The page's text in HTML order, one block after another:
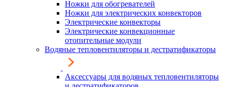
Ножки для обогревателей
Ножки для электрических конвекторов
Электрические конвекторы
Электрические конвекционные
отопительные модули
Водяные тепловентиляторы и дестратификаторы
Аксессуары для водяных тепловентиляторы